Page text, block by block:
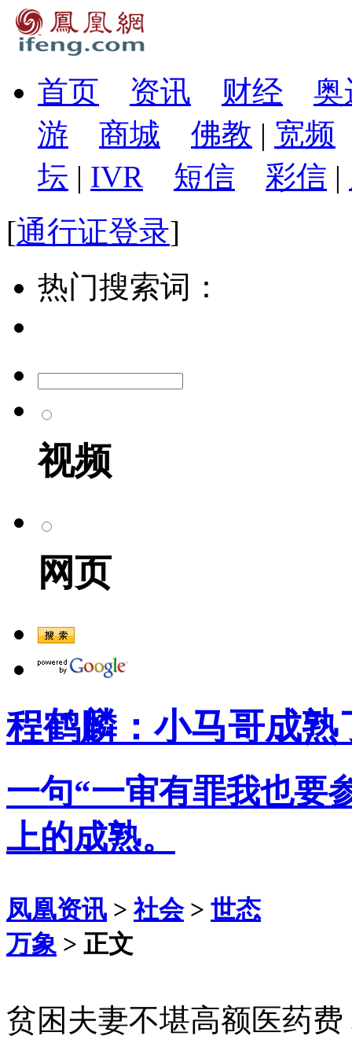
首页 资讯 财经
奥
游
商城 佛教 | 宽频
坛 | IVR 短信 彩信 |
[通行证登录]
热门搜索词：
视频
网页
程鹤麟：小马哥成熟
一句“一审有罪我也要
上的成熟。
凤凰资讯 >社会> 世态
万象 > 正文
贫困夫妻不堪高额医药